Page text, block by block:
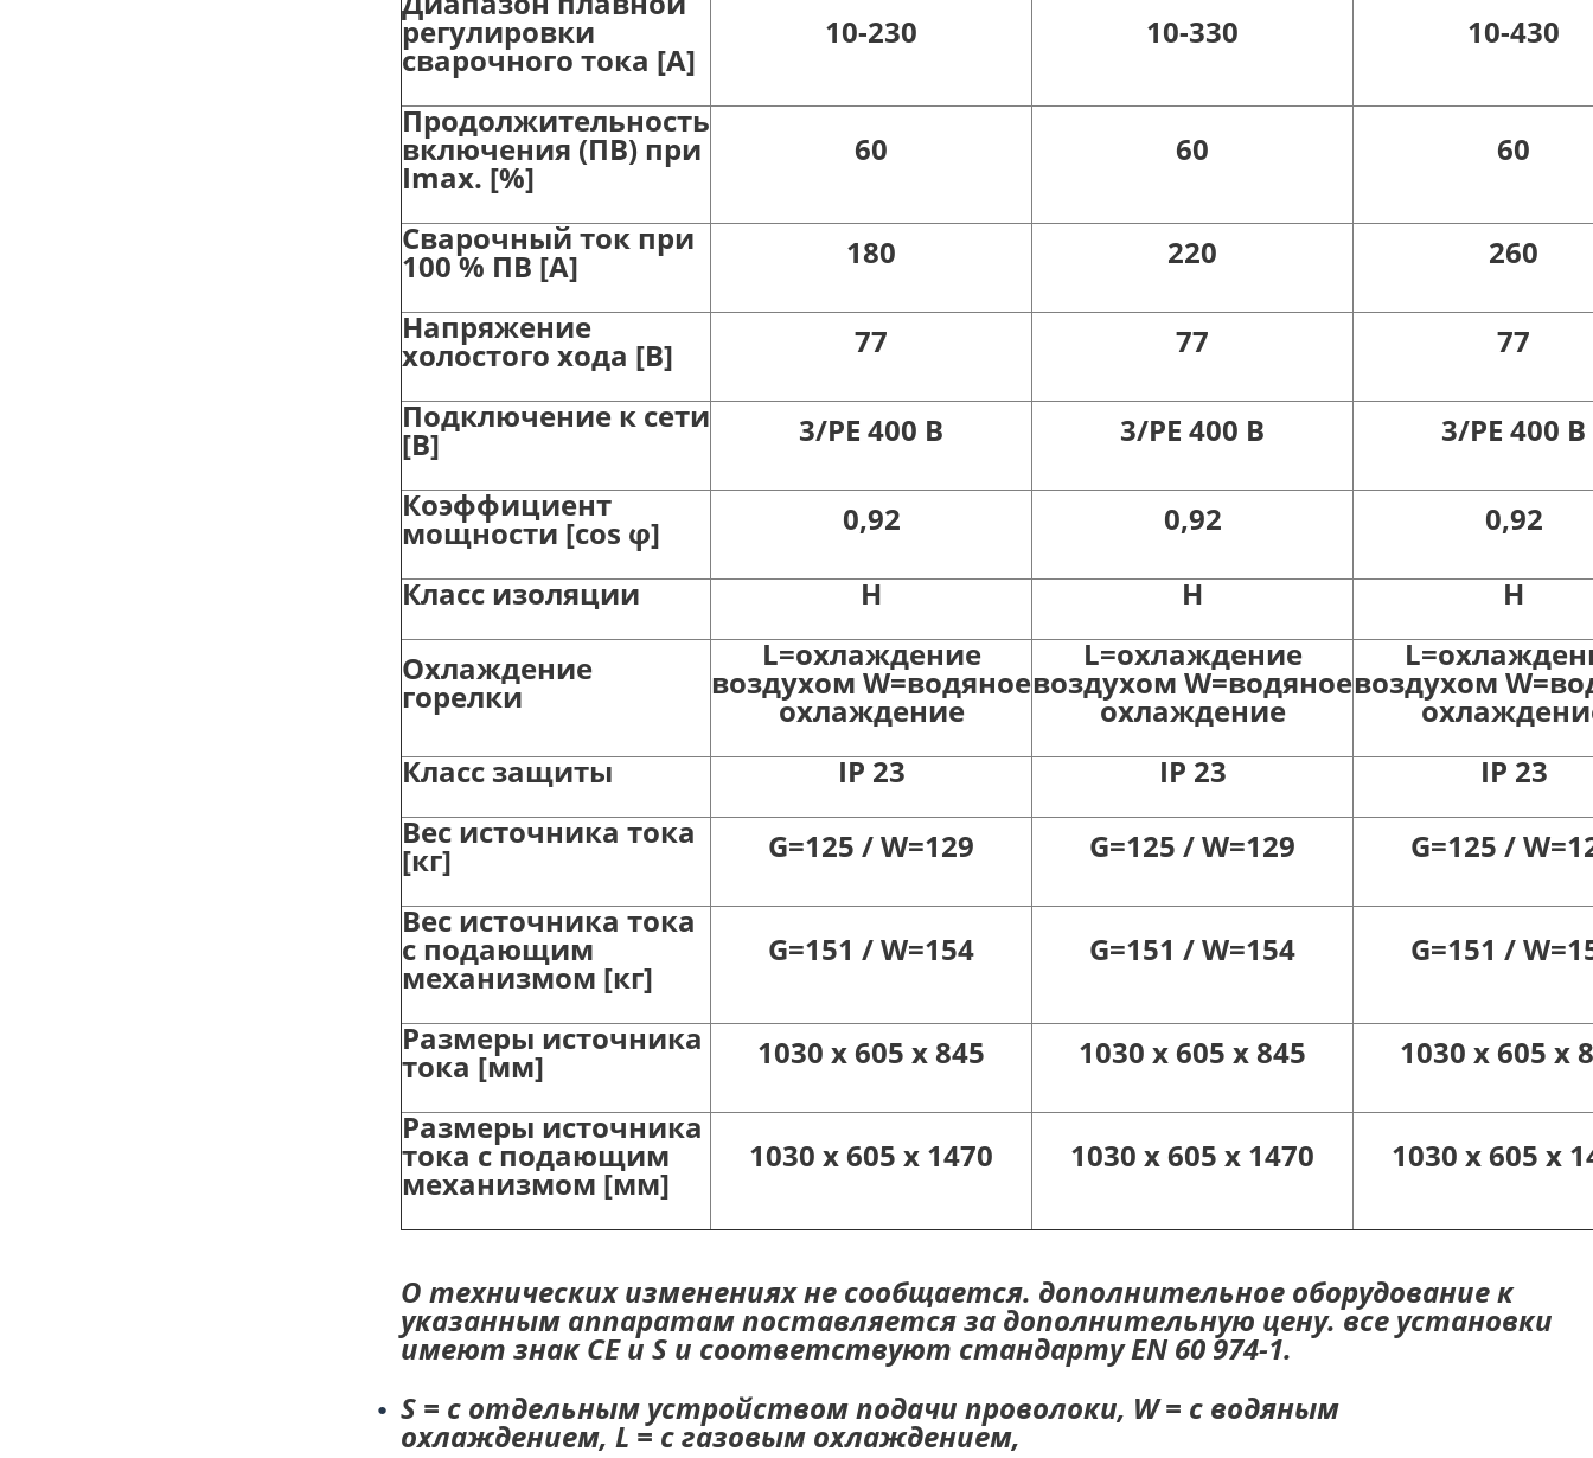
регулировки
сварочного тока [A]
10-230 10-330 10-430
Продолжительность
включения (ПВ) при
Imax. [%]
60 60 60
Сварочный ток при
100 % ПВ [A] 180 220
260
Напряжение
холостого хода [B] 77 77
77
Подключение к сети
[B] 3/PE 400 B 3/PE 400 B
3/PE 400 B
Коэффициент
мощности [cos φ] 0,92 0,92
0,92
Класс изоляции
Н Н
Н
Охлаждение
горелки
L=охлаждение
воздухом W=водяное
охлаждение
L=охлаждение
воздухом W=водяное
охлаждение
воздухом
Класс защиты
IP 23 IP 23
IP 23
Вес источника тока
[кг] G=125 / W=129 G=125 / W=129
G=125 /
Вес источника тока
с подающим
механизмом [кг]
G=151 / W=154 G=151 / W=154 G=151 /
Размеры источника
тока [мм] 1030 x 605 x 845 1030 x 605 x 845
1030 x 605 x
Размеры источника
тока с подающим
механизмом [мм]
1030 x 605 x 1470 1030 x 605 x 1470 1030 x 605 x
О технических изменениях не сообщается. дополнительное оборудование к
указанным аппаратам поставляется за дополнительную цену. все установки
имеют знак CE и S и соответствуют стандарту EN 60 974-1.
S = с отдельным устройством подачи проволоки, W = с водяным
охлаждением, L = с газовым охлаждением,